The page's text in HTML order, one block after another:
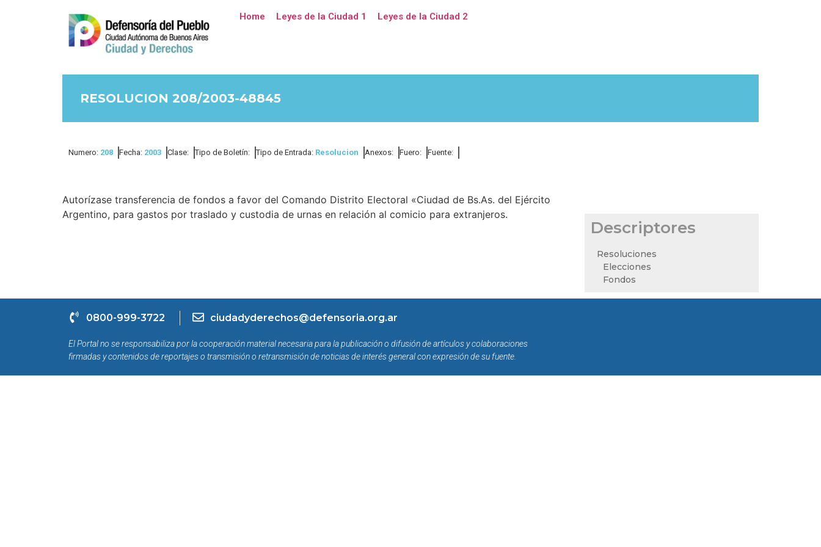
Home Leyes de la Ciudad 1 Leyes de la Ciudad 2
RESOLUCION 208/2003-48845
Numero: 208 Fecha: 2003 Clase: Tipo de Boletín: Tipo de Entrada: Resolucion Anexos: Fuero: Fuente:
Autorízase transferencia de fondos a favor del Comando Distrito Electoral «Ciudad de Bs.As. del Ejército
Argentino, para gastos por traslado y custodia de urnas en relación al comicio para extranjeros.
Descriptores
Resoluciones
Elecciones
Fondos
0800-999-3722 ciudadyderechos@defensoria.org.ar
El Portal no se responsabiliza por la cooperación material necesaria para la publicación o difusión de artículos y colaboraciones
firmadas y contenidos de reportajes o transmisión o retransmisión de noticias de interés general con expresión de su fuente.